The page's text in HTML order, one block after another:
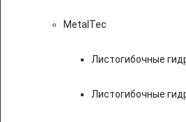
MetalTec
Листогибочные
Листогибочные